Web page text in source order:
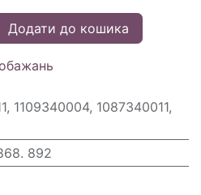
Додати до кошика
1109340004, 1087340011,
892